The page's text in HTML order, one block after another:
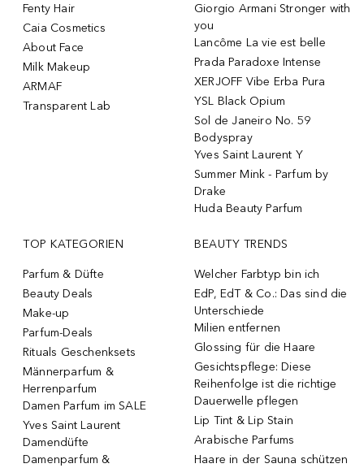
Fenty Hair
Caia Cosmetics
About Face
Milk Makeup
ARMAF
Transparent Lab
Giorgio Armani Stronger with
you
Lancôme La vie est belle
Prada Paradoxe Intense
XERJOFF Vibe Erba Pura
YSL Black Opium
Sol de Janeiro No. 59
Bodyspray
Yves Saint Laurent Y
Summer Mink - Parfum by
Drake
Huda Beauty Parfum
TOP KATEGORIEN
Parfum & Düfte
Beauty Deals
Make-up
Parfum-Deals
Rituals Geschenksets
Männerparfum &
Herrenparfum
Damen Parfum im SALE
Yves Saint Laurent
Damendüfte
Damenparfum &
BEAUTY TRENDS
Welcher Farbtyp bin ich
EdP, EdT & Co.: Das sind die
Unterschiede
Milien entfernen
Glossing für die Haare
Gesichtspflege: Diese
Reihenfolge ist die richtige
Dauerwelle pflegen
Lip Tint & Lip Stain
Arabische Parfums
Haare in der Sauna schützen